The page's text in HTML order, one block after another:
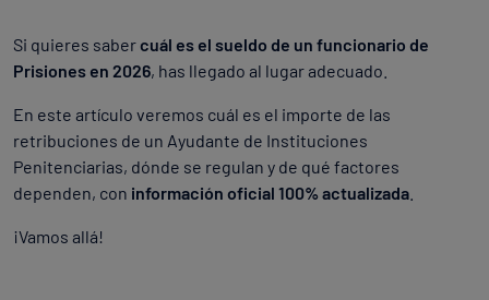
Si quieres sabercuál es el sueldo de un funcionario de
Prisiones en 2026, has llegado al lugar adecuado.
En este artículo veremos cuál es el importe de las
retribuciones de un Ayudante de Instituciones
Penitenciarias, dónde se regulan y de qué factores
dependen, con información oficial 100% actualizada
¡Vamos allá!